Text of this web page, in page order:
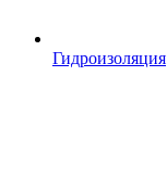
Гидроизоляция